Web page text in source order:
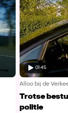
01:45
Alloo bij de
Trotse
politie